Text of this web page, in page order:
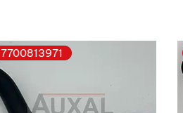
7700813971